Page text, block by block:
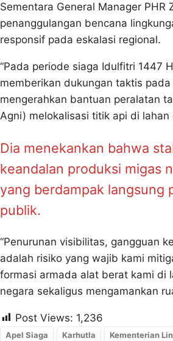
Sementara General Manager
penanggulangan bencana
responsif pada eskalasi regional.
“Pada periode siaga Idulfitri 1447
memberikan dukungan taktis
mengerahkan bantuan peralatan
Agni) melokalisasi titik api di lahan
Dia menekankan bahwa
keandalan produksi migas
yang berdampak langsung
publik.
“Penurunan visibilitas, gangguan
adalah risiko yang wajib kami
formasi armada alat berat kami di
negara sekaligus mengamankan
Post Views: 1,236
Apel Siaga Karhutla Kementerian